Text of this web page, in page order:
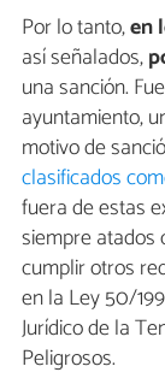
Por lo tanto,en
así señalados,
una sanción.
ayuntamiento,
motivo de
clasificados
fuera de estas
siempre atados
cumplir otros
en la Ley 50/
Jurídico de la
Peligrosos.